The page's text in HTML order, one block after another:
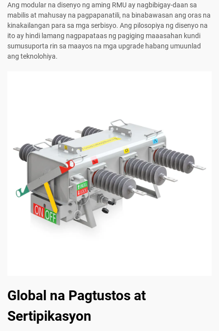
Ang modular na disenyo ng aming RMU ay nagbibigay-daan sa
mabilis at mahusay na pagpapanatili, na binabawasan ang oras na
kinakailangan para sa mga serbisyo. Ang pilosopiya ng disenyo na
ito ay hindi lamang nagpapataas ng pagiging maaasahan kundi
sumusuporta rin sa maayos na mga upgrade habang umuunlad
ang teknolohiya.
Global na Pagtustos at
Sertipikasyon